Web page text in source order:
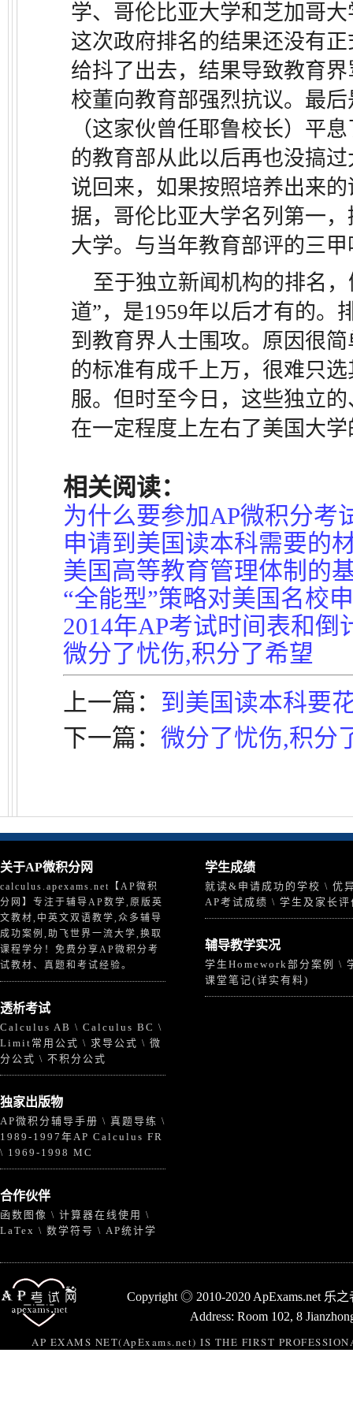
学、哥伦比亚大学和芝加哥
这次政府排名的结果还没有
给抖了出去，结果导致教育
校董向教育部强烈抗议。最
（这家伙曾任耶鲁校长）平
的教育部从此以后再也没搞
说回来，如果按照培养出来
据，哥伦比亚大学名列第一
大学。与当年教育部评的三
至于独立新闻机构的排名
道”，是1959年以后才有的。
到教育界人士围攻。原因很
的标准有成千上万，很难只
服。但时至今日，这些独立
在一定程度上左右了美国大
相关阅读：
为什么要参加AP微积分考
申请到美国读本科需要的
美国高等教育管理体制的
“全能型”策略对美国名校
2014年AP考试时间表和倒
微分了忧伤,积分了希望
上一篇： 到美国读本科要
下一篇： 微分了忧伤,积分
关于AP微积分网
calculus.apexams.net【AP微积
分网】专注于辅导AP数学,原版英
文教材,中英文双语教学,众多辅导
成功案例,助飞世界一流大学,换取
课程学分！免费分享AP微积分考
试教材、真题和考试经验。
透析考试
Calculus AB \ Calculus BC \
Limit常用公式 \ 求导公式 \ 微
分公式 \ 不积分公式
独家出版物
AP微积分辅导手册 \ 真题导练 \
1989-1997年AP Calculus FR
\ 1969-1998 MC
合作伙伴
函数图像 \ 计算器在线使用 \
LaTex \ 数学符号 \ AP统计学
学生成绩
就读&申请成功的学校 \ 优
AP考试成绩 \ 学生及家长评
辅导教学实况
学生Homework部分案例 \
课堂笔记(详实有料)
Copyright ◎ 2010-2020 ApExams.net 乐
Address: Room 102, 8
AP EXAMS NET(ApExams.net) IS THE FIRST